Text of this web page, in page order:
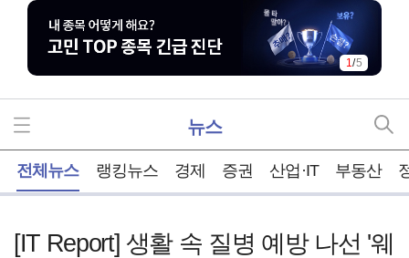
1/5
뉴스
전체뉴스 랭킹뉴스 경제 증권 산업·IT 부동산
[IT Report] 생활 속 질병 예방 나선 '웨